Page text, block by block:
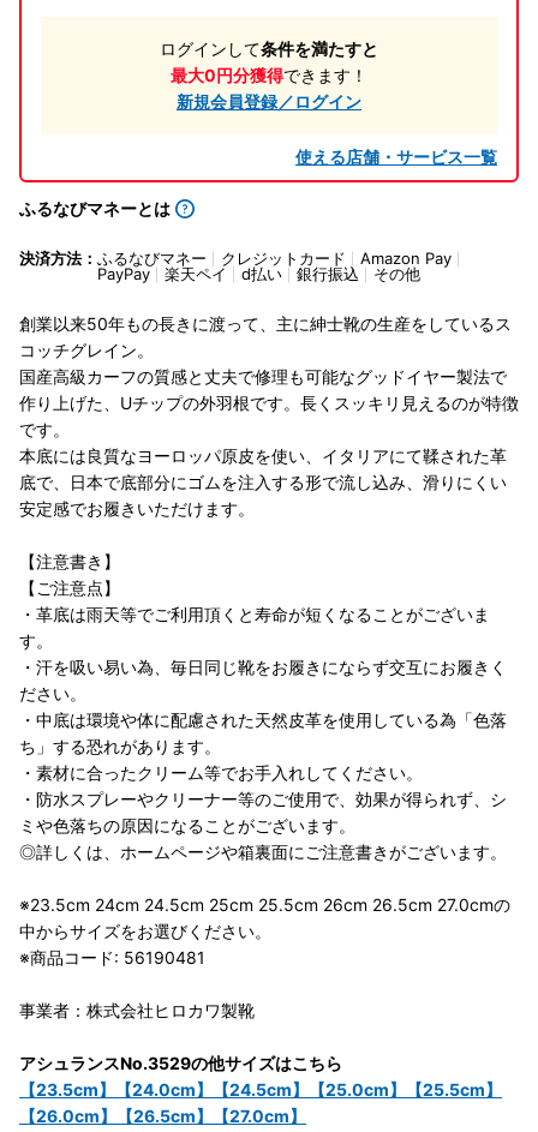
ログインして条件を満たすと
最大0円分獲得できます！
新規会員登録／ログイン
使える店舗・サービス一覧
ふるなびマネーとは
決済方法： ふるなびマネー クレジットカード
Amazon Pay
PayPay
楽天ペイ d払い 銀行振込 その他
創業以来50年もの長きに渡って、主に紳士靴の生産をしているス
コッチグレイン。
国産高級カーフの質感と丈夫で修理も可能なグッドイヤー製法で
作り上げた、Uチップの外羽根です。長くスッキリ見えるのが特徴
です。
本底には良質なヨーロッパ原皮を使い、イタリアにて鞣された革
底で、日本で底部分にゴムを注入する形で流し込み、滑りにくい
安定感でお履きいただけます。
【注意書き】
【ご注意点】
・革底は雨天等でご利用頂くと寿命が短くなることがございま
す。
・汗を吸い易い為、毎日同じ靴をお履きにならず交互にお履きく
ださい。
・中底は環境や体に配慮された天然皮革を使用している為「色落
ち」する恐れがあります。
・素材に合ったクリーム等でお手入れしてください。
・防水スプレーやクリーナー等のご使用で、効果が得られず、シ
ミや色落ちの原因になることがございます。
◎詳しくは、ホームページや箱裏面にご注意書きがございます。
※23.5cm 24cm 24.5cm 25cm 25.5cm 26cm 26.5cm 27.0cmの
中からサイズをお選びください。
※商品コード: 56190481
事業者：株式会社ヒロカワ製靴
アシュランスNo.3529の他サイズはこちら
【23.5cm】
【24.0cm】 【24.5cm】 【25.0cm】
【25.5cm】
【26.0cm】
【26.5cm】 【27.0cm】